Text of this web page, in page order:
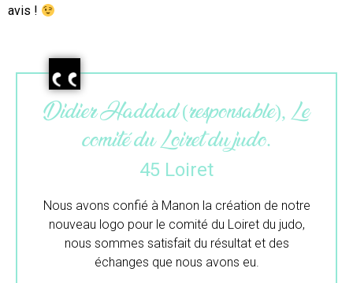
avis !
Maëlle (gérante), L’atelier du
colibri.
33 Gironde
Merci beaucoup pour ton travail.